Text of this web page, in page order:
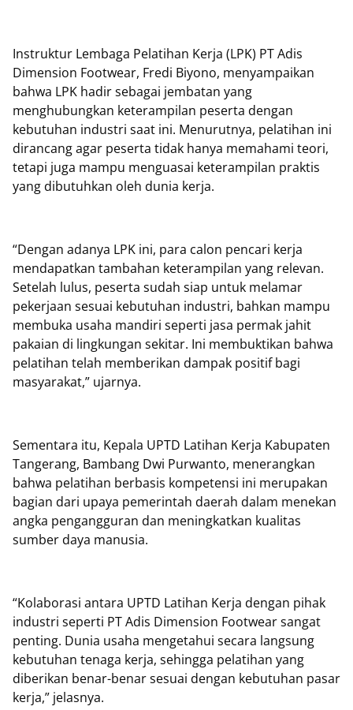
Instruktur Lembaga Pelatihan Kerja (LPK) PT Adis
Dimension Footwear, Fredi Biyono, menyampaikan
bahwa LPK hadir sebagai jembatan yang
menghubungkan keterampilan peserta dengan
kebutuhan industri saat ini. Menurutnya, pelatihan ini
dirancang agar peserta tidak hanya memahami teori,
tetapi juga mampu menguasai keterampilan praktis
yang dibutuhkan oleh dunia kerja.
“Dengan adanya LPK ini, para calon pencari kerja
mendapatkan tambahan keterampilan yang relevan.
Setelah lulus, peserta sudah siap untuk melamar
pekerjaan sesuai kebutuhan industri, bahkan mampu
membuka usaha mandiri seperti jasa permak jahit
pakaian di lingkungan sekitar. Ini membuktikan bahwa
pelatihan telah memberikan dampak positif bagi
masyarakat,” ujarnya.
Sementara itu, Kepala UPTD Latihan Kerja Kabupaten
Tangerang, Bambang Dwi Purwanto, menerangkan
bahwa pelatihan berbasis kompetensi ini merupakan
bagian dari upaya pemerintah daerah dalam menekan
angka pengangguran dan meningkatkan kualitas
sumber daya manusia.
“Kolaborasi antara UPTD Latihan Kerja dengan pihak
industri seperti PT Adis Dimension Footwear sangat
penting. Dunia usaha mengetahui secara langsung
kebutuhan tenaga kerja, sehingga pelatihan yang
diberikan benar-benar sesuai dengan kebutuhan pasar
kerja,” jelasnya.